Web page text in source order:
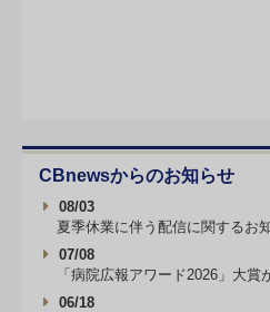
CBnewsからのお知らせ
08/03
夏季休業に伴う配信に関するお
07/08
「病院広報アワード2026」大賞
06/18